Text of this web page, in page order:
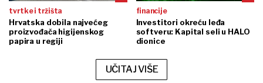
tvrtke i tržišta
Hrvatska dobila najvećeg
proizvođača higijenskog
papira u regiji
financije
Investitori okreću leđa
softveru: Kapital seli u HALO
dionice
UČITAJ VIŠE